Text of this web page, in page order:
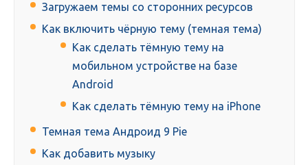
Загружаем темы со сторонних ресурсов
Как включить чёрную тему (темная тема)
Как сделать тёмную тему на
мобильном устройстве на базе
Android
Как сделать тёмную тему на iPhone
Темная тема Андроид 9 Pie
Как добавить музыку